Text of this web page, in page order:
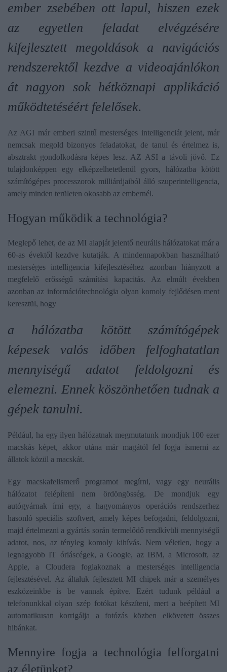
ember zsebében ott lapul, hiszen ezek
az egyetlen feladat elvégzésére
kifejlesztett megoldások a navigációs
rendszerektől kezdve a videoajánlókon
át nagyon sok hétköznapi applikáció
működtetéséért felelősek.
Az AGI már emberi szintű mesterséges intelligenciát jelent, már
nemcsak megold bizonyos feladatokat, de tanul és értelmez is,
absztrakt gondolkodásra képes lesz. AZ ASI a távoli jövő. Ez
tulajdonképpen egy elképzelhetetlenül gyors, hálózatba kötött
számítógépes processzorok milliárdjaiból álló szuperintelligencia,
amely minden területen okosabb az embernél.
​Hogyan működik a technológia?
Meglepő lehet, de az MI alapját jelentő neurális hálózatokat már a
60-as évektől kezdve kutatják. A mindennapokban használható
mesterséges intelligencia kifejlesztéséhez azonban hiányzott a
megfelelő erősségű számítási kapacitás. Az elmúlt években
azonban az információtechnológia olyan komoly fejlődésen ment
keresztül, hogy
a hálózatba kötött számítógépek
képesek valós időben felfoghatatlan
mennyiségű adatot feldolgozni és
elemezni. Ennek köszönhetően tudnak a
gépek tanulni.
Például, ha egy ilyen hálózatnak megmutatunk mondjuk 100 ezer
macskás képet, akkor utána már magától fel fogja ismerni az
állatok közül a macskát.
Egy macskafelismerő programot megírni, vagy egy neurális
hálózatot felépíteni nem ördöngösség. De mondjuk egy
autógyárnak írni egy, a hagyományos operációs rendszerhez
hasonló speciális szoftvert, amely képes befogadni, feldolgozni,
majd értelmezni a gyártás során termelődő rendkívüli mennyiségű
adatot, nos, az tényleg komoly kihívás. Nem véletlen, hogy a
legnagyobb IT óriáscégek, a Google, az IBM, a Microsoft, az
Apple, a Cloudera foglakoznak a mesterséges intelligencia
fejlesztésével. Az általuk fejlesztett MI chipek már a személyes
eszközeinkbe is be vannak építve. Ezért tudunk például a
telefonunkkal olyan szép fotókat készíteni, mert a beépített MI
automatikusan korrigálja a fotózás közben elkövetett összes
hibánkat.
​Mennyire fogja a technológia felforgatni
az életünket?